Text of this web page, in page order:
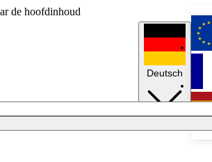
de hoofdinhoud
Deutsch